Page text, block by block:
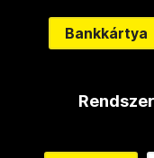
Bankkártya